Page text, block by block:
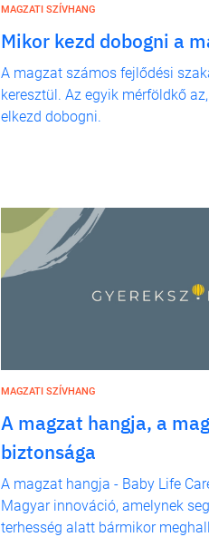
MAGZATI SZÍVHANG
Mikor kezd dobogni a
A magzat számos fejlődési
keresztül. Az egyik mérföldkő
elkezd dobogni.
MAGZATI SZÍVHANG
A magzat hangja, a
biztonsága
A magzat hangja - Baby Life
Magyar innováció, amelynek
terhesség alatt bármikor